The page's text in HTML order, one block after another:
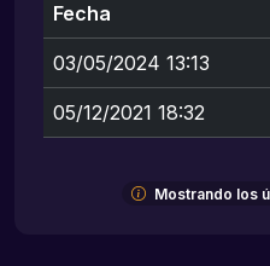
Fecha
03/05/2024 13:13
05/12/2021 18:32
Mostrando los